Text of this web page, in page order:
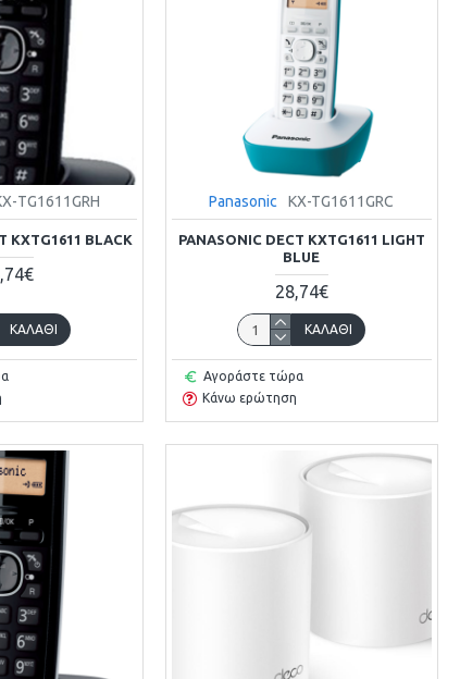
ΤG1611GRH
KXTG1611 BLACK
ΚΑΛΆΘΙ
Panasonic KX-TG1611GRC
PANASONIC DECT KXTG1611 LIGHT
BLUE
28,74€
ΚΑΛΆΘΙ
Αγοράστε τώρα
Κάνω ερώτηση